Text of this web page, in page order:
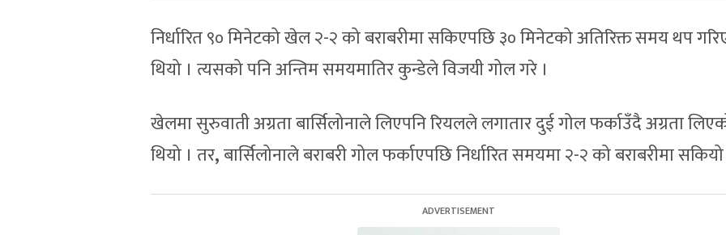
निर्धारित ९० मिनेटको खेल २-२ को बराबरीमा सकिएपछि ३० मिनेटको अतिरिक्त समय थप
थियो । त्यसको पनि अन्तिम समयमातिर कुन्डेले विजयी गोल गरे ।
खेलमा सुरुवाती अग्रता बार्सिलोनाले लिएपनि रियलले लगातार दुई गोल फर्काउँदै अग्रता
थियो । तर,बार्सिलोनाले बराबरी गोल फर्काएपछि निर्धारित समयमा २-२ को बराबरीमा